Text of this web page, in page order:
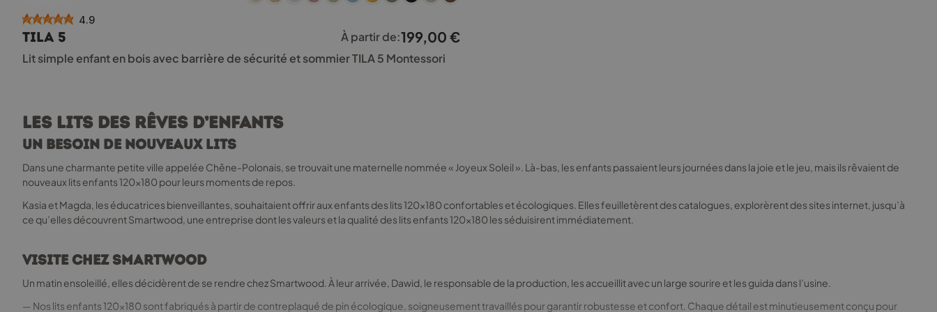
a
plusieurs
variations.
Les
options
choisies
sur
la
du
produit
4.9
TILA 5 À partir de:199,00 €
Lit simple enfant en bois avec barrière de sécurité et sommier TILA 5 Montessori
Les lits des rêves d’enfants
Un besoin de nouveaux lits
Dans une charmante petite ville appelée Chêne-Polonais, se trouvait une maternelle nommée « Joyeux Soleil ». Là-bas, les enfants passaient leurs journées dans la joie et le jeu, mais ils rêvaient de
nouveaux lits enfants 120x180 pour leurs moments de repos.
Kasia et Magda, les éducatrices bienveillantes, souhaitaient offrir aux enfants des lits 120x180 confortables et écologiques. Elles feuilletèrent des catalogues, explorèrent des sites internet, jusqu’à
ce qu’elles découvrent Smartwood, une entreprise dont les valeurs et la qualité des lits enfants 120x180 les séduisirent immédiatement.
Visite chez Smartwood
Un matin ensoleillé, elles décidèrent de se rendre chez Smartwood. À leur arrivée, Dawid, le responsable de la production, les accueillit avec un large sourire et les guida dans l’usine.
— Nos lits enfants 120x180 sont fabriqués à partir de contreplaqué de pin écologique, soigneusement travaillés pour garantir robustesse et confort. Chaque détail est minutieusement conçu pour